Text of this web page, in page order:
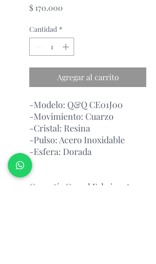
$ 170.000
Cantidad *
Agregar al carrito
-Modelo: Q&Q CE01J00
-Movimiento: Cuarzo
-Cristal: Resina
-Pulso: Acero Inoxidable
-Esfera: Dorada
Garantía Con el Fabricante.